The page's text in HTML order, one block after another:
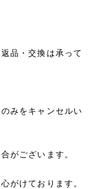
品・交換は承って
みをキャンセルい
がございます。
がけております。